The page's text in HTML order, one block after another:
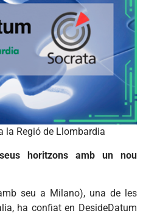
la Regió de Llombardia
horitzons amb un nou
seu a Milano), una de les
ha confiat en DesideDatum